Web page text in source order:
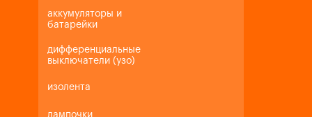
аккумуляторы и
батарейки
дифференциальные
выключатели (узо)
изолента
лампочки